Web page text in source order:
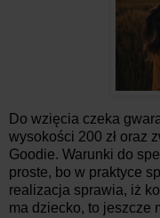
Do wzięcia czeka
wysokości 200 zł oraz
Goodie. Warunki do
proste, bo w praktyce
realizacja sprawia, iż
ma dziecko, to jeszcze